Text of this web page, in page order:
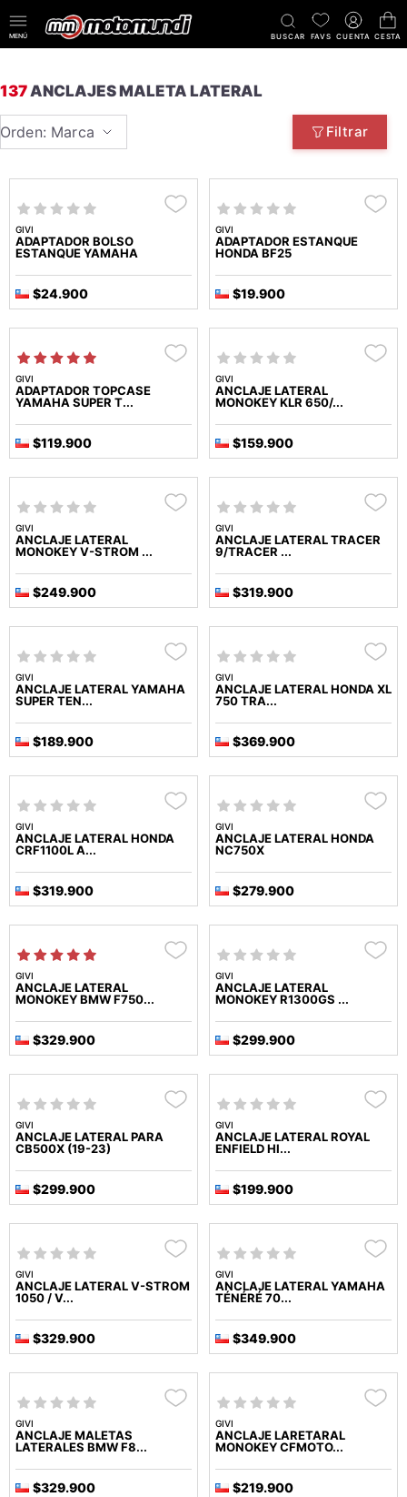
MENÚ BUSCAR FAVS CUENTA CESTA
137ANCLAJES MALETA LATERAL
Orden: Marca Filtrar
GIVI
ADAPTADOR BOLSO
ESTANQUE YAMAHA
$24.900
GIVI
ADAPTADOR ESTANQUE
HONDA BF25
$19.900
GIVI
ADAPTADOR TOPCASE
YAMAHA SUPER T...
$119.900
GIVI
ANCLAJE LATERAL
MONOKEY KLR 650/...
$159.900
GIVI
ANCLAJE LATERAL
MONOKEY V-STROM ...
$249.900
GIVI
ANCLAJE LATERAL TRACER
9/TRACER ...
$319.900
GIVI
ANCLAJE LATERAL YAMAHA
SUPER TEN...
$189.900
GIVI
ANCLAJE LATERAL HONDA XL
750 TRA...
$369.900
GIVI
ANCLAJE LATERAL HONDA
CRF1100L A...
$319.900
GIVI
ANCLAJE LATERAL HONDA
NC750X
$279.900
GIVI
ANCLAJE LATERAL
MONOKEY BMW F750...
$329.900
GIVI
ANCLAJE LATERAL
MONOKEY R1300GS ...
$299.900
GIVI
ANCLAJE LATERAL PARA
CB500X (19-23)
$299.900
GIVI
ANCLAJE LATERAL ROYAL
ENFIELD HI...
$199.900
GIVI
ANCLAJE LATERAL V-STROM
1050 / V...
$329.900
GIVI
ANCLAJE LATERAL YAMAHA
TÉNÉRÉ 70...
$349.900
GIVI
ANCLAJE MALETAS
LATERALES BMW F8...
$329.900
GIVI
ANCLAJE LARETARAL
MONOKEY CFMOTO...
$219.900